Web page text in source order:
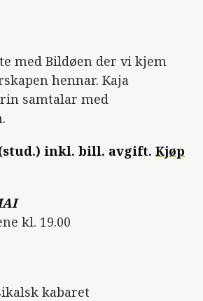
med Bildøen der vi kjem
hennar. Kaja
samtalar med
inkl. bill. avgift. Kjøp
kl. 19.00
kabaret